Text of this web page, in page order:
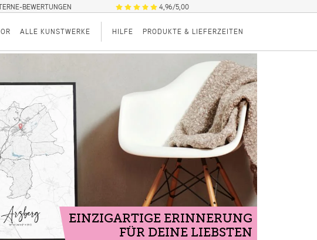
BEWERTUNGEN 4,96/5,00
ALLE KUNSTWERKE HILFE PRODUKTE & LIEFERZEITEN
EINZIGARTIGE ERINNERUNG
FÜR DEINE LIEBSTEN